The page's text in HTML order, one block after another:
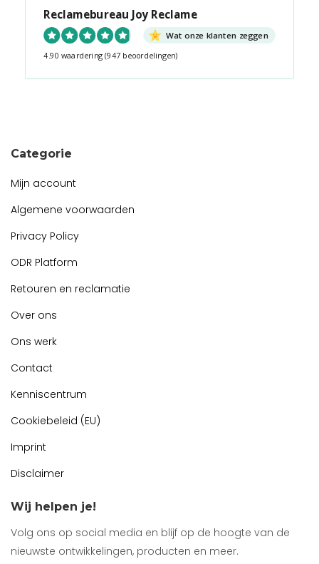
Reclamebureau Joy Reclame
Wat onze klanten zeggen
4.90 waardering (947 beoordelingen)
Categorie
Mijn account
Algemene voorwaarden
Privacy Policy
ODR Platform
Retouren en reclamatie
Over ons
Ons werk
Contact
Kenniscentrum
Cookiebeleid (EU)
Imprint
Disclaimer
Wij helpen je!
Volg ons op social media en blijf op de hoogte van de
nieuwste ontwikkelingen, producten en meer.